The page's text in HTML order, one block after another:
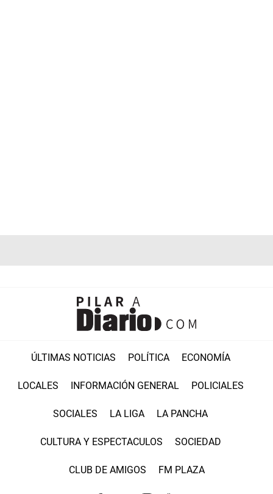
ÚLTIMAS NOTICIAS POLÍTICA ECONOMÍA
LOCALES INFORMACIÓN GENERAL POLICIALES
SOCIALES LA LIGA LA PANCHA
CULTURA Y ESPECTACULOS SOCIEDAD
CLUB DE AMIGOS FM PLAZA